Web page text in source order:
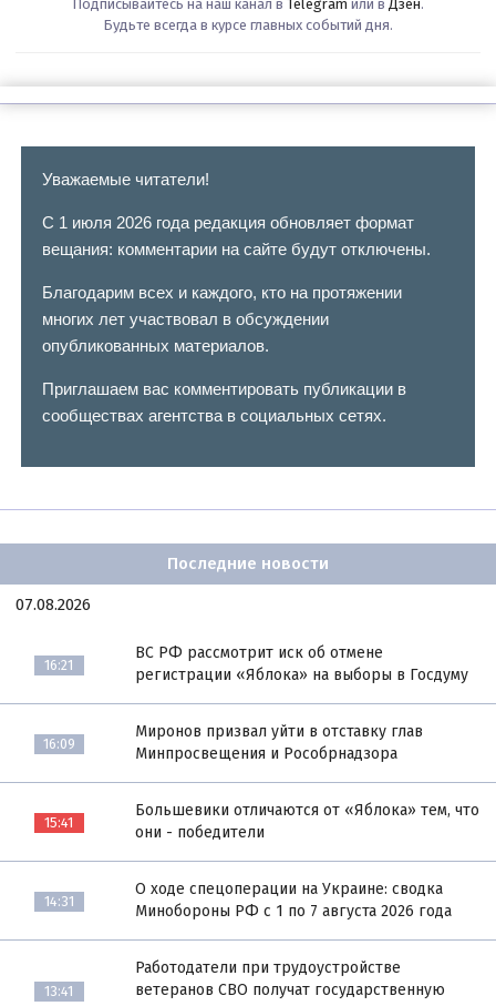
Подписывайтесь на наш канал в Telegram или в Дзен.
Будьте всегда в курсе главных событий дня.
Уважаемые читатели!
С 1 июля 2026 года редакция обновляет формат
вещания: комментарии на сайте будут отключены.
Благодарим всех и каждого, кто на протяжении
многих лет участвовал в обсуждении
опубликованных материалов.
Приглашаем вас комментировать публикации в
сообществах агентства в социальных сетях.
Последние новости
07.08.2026
16:21
ВС РФ рассмотрит иск об отмене
регистрации «Яблока» на выборы в Госдуму
16:09
Миронов призвал уйти в отставку глав
Минпросвещения и Рособрнадзора
15:41
Большевики отличаются от «Яблока» тем, что
они - победители
14:31
О ходе спецоперации на Украине: сводка
Минобороны РФ с 1 по 7 августа 2026 года
13:41
Работодатели при трудоустройстве
ветеранов СВО получат государственную